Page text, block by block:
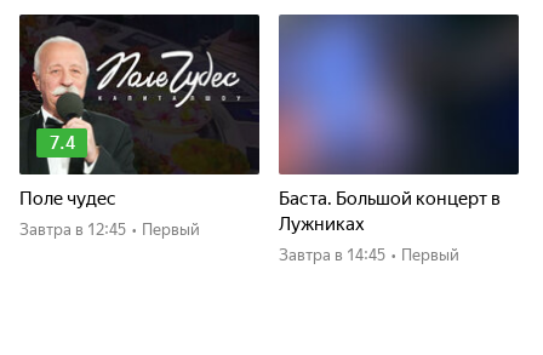
7.4
Поле чудес
Завтра в 12:45 • Первый
Баста. Большой концерт в
Лужниках
Завтра в 14:45 • Первый